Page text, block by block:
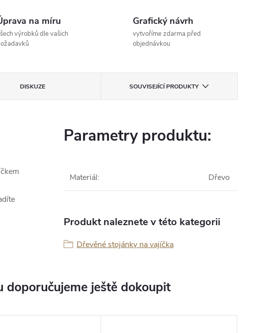
na míru
výrobků dle vašich
Grafický návrh
vytvoříme zdarma před
objednávkou
DISKUZE SOUVISEJÍCÍ PRODUKTY
Parametry produktu:
Materiál: Dřevo
Produkt naleznete v této kategorii
Dřevěné stojánky na vajíčka
ještě dokoupit